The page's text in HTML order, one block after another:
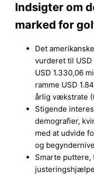
Indsigter om
marked for
Det
vurderet til USD
USD 1.330,06
ramme USD
årlig vækstrate
Stigende
demografier,
med at udvide
og
Smarte